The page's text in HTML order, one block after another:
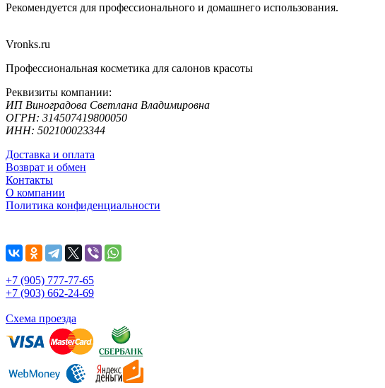
Рекомендуется для профессионального и домашнего использования.
Vronks.ru
Профессиональная косметика для салонов красоты
Реквизиты компании:
ИП Виноградова Светлана Владимировна
ОГРН: 314507419800050
ИНН: 502100023344
Доставка и оплата
Возврат и обмен
Контакты
О компании
Политика конфиденциальности
+7 (905) 777-77-65
+7 (903) 662-24-69
Схема проезда